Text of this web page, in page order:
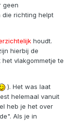
geen
die richting helpt
houdt.
hierbij de
vlakgommetje te
). Het was laat
helemaal vanuit
heb je het over
Als je in